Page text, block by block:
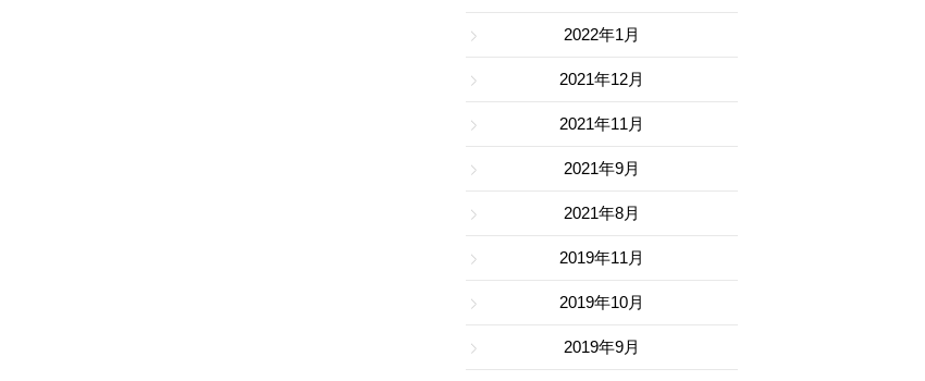
2022年1月
2021年12月
2021年11月
2021年9月
2021年8月
2019年11月
2019年10月
2019年9月